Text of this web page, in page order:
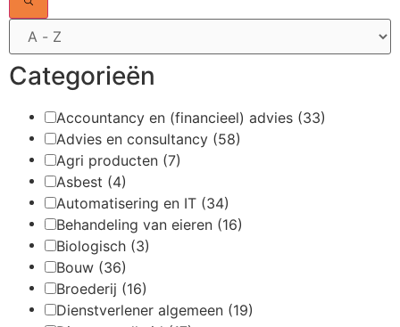
Categorieën
Accountancy en (financieel) advies (33)
Advies en consultancy (58)
Agri producten (7)
Asbest (4)
Automatisering en IT (34)
Behandeling van eieren (16)
Biologisch (3)
Bouw (36)
Broederij (16)
Dienstverlener algemeen (19)